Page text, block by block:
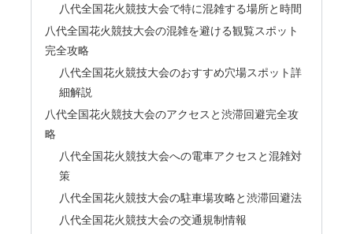
八代全国花火競技大会で特に混雑する場所と時間
八代全国花火競技大会の混雑を避ける観覧スポット
完全攻略
八代全国花火競技大会のおすすめ穴場スポット詳
細解説
八代全国花火競技大会のアクセスと渋滞回避完全攻
略
八代全国花火競技大会への電車アクセスと混雑対
策
八代全国花火競技大会の駐車場攻略と渋滞回避法
八代全国花火競技大会の交通規制情報